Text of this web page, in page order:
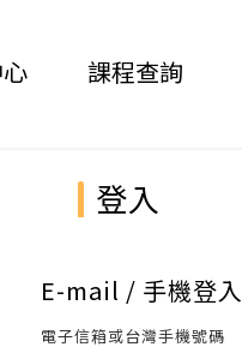
課程查詢
登入
E-mail / 手機登入
電子信箱或台灣手機號碼